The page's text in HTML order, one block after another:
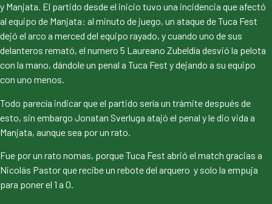
y Manjata. El partido desde el inicio tuvo una incidencia que afectó
al equipo de Manjata: al minuto de juego, un ataque de Tuca Fest
dejó el arco a merced del equipo rayado, y cuando uno de sus
delanteros remató, el numero 5 Laureano Zubeldía desvió la pelota
con la mano, dándole un penal a Tuca Fest y dejando a su equipo
con uno menos.
Todo parecía indicar que el partido sería un trámite después de
esto, sin embargo Jonatan Sverluga atajó el penal y le dio vida a
Manjata, aunque sea por un rato.
Fue por un rato nomas, porque Tuca Fest abrió el match gracias a
Nicolás Pastor que recibe un rebote del arquero y solo la empuja
para poner el 1 a 0.